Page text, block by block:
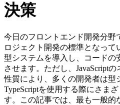
決策
今日のフロントエンド開発分野
ロジェクト開発の標準となって
型システムを導入し、コードの
させます。ただし、JavaScript
性質により、多くの開発者は型
TypeScriptを使用する際にさま
す。この記事では、最も一般的